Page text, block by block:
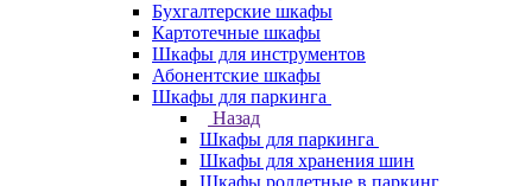
Бухгалтерские шкафы
Картотечные шкафы
Шкафы для инструментов
Абонентские шкафы
Шкафы для паркинга
Назад
Шкафы для паркинга
Шкафы для хранения шин
Шкафы роллетные в паркинг